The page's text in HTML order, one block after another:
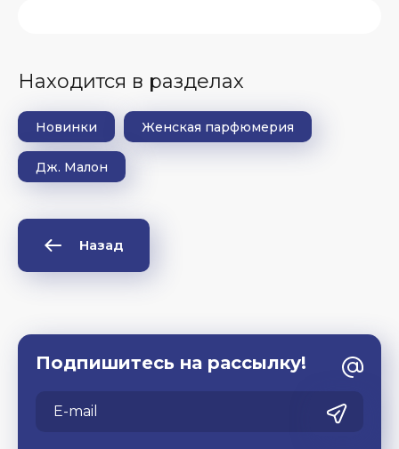
Находится в разделах
Новинки Женская парфюмерия
Дж. Малон
Назад
Подпишитесь на рассылку!